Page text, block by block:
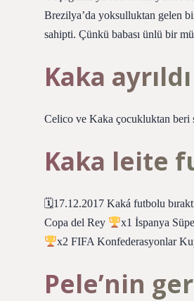
Brezilya’da yoksulluktan gelen
sahipti. Çünkü babası ünlü bir
Kaka
Celico ve Kaka çocukluktan beri
Kaka leite
🗓17.12.2017 Kaká futbolu
Copa del Rey
x1 İspanya
x2 FIFA Konfederasyonlar
Pele’nin